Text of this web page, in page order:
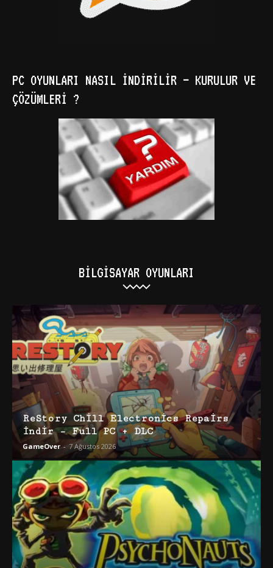
PC OYUNLARI NASIL İNDIRILIR – KURULUR VE
ÇÖZÜMLERI ?
BILGISAYAR OYUNLARI
ReStory Chill Electronics Repairs
İndir – Full PC + DLC
GameOver - 7 Ağustos 2026